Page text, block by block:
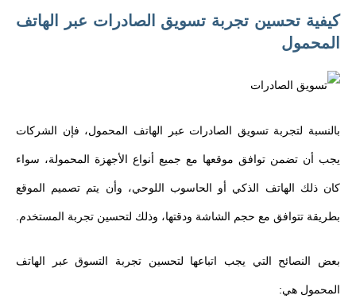
كيفية تحسين تجربة تسويق الصادرات عبر الهاتف
المحمول
بالنسبة لتجربة تسويق الصادرات عبر الهاتف المحمول، فإن الشركات
يجب أن تضمن توافق موقعها مع جميع أنواع الأجهزة المحمولة، سواء
كان ذلك الهاتف الذكي أو الحاسوب اللوحي، وأن يتم تصميم الموقع
بطريقة تتوافق مع حجم الشاشة ودقتها، وذلك لتحسين تجربة المستخدم.
بعض النصائح التي يجب اتباعها لتحسين تجربة التسوق عبر الهاتف
المحمول هي: